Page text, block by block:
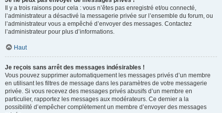
Il y a trois raisons pour cela : vous n’êtes pas enregistré et/ou connecté,
l’administrateur a désactivé la messagerie privée sur l’ensemble du forum, ou
l’administrateur vous a empêché d’envoyer des messages. Contactez
l’administrateur pour plus d’informations.
Haut
Je reçois sans arrêt des messages indésirables !
Vous pouvez supprimer automatiquement les messages privés d’un membre
en utilisant les filtres de message dans les paramètres de votre messagerie
privée. Si vous recevez des messages privés abusifs d’un membre en
particulier, rapportez les messages aux modérateurs. Ce dernier a la
possibilité d’empêcher complètement un membre d’envoyer des messages